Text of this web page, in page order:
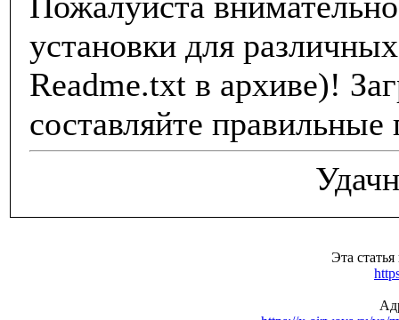
установки для
Readme.txt в архиве)!
составляйте
Эта